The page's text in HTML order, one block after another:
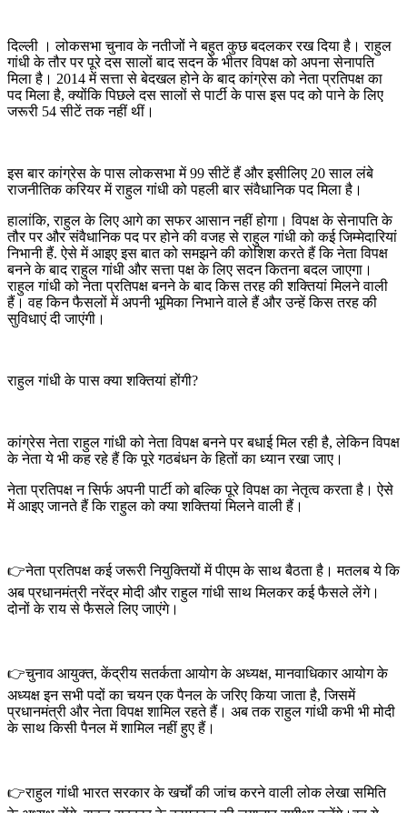
दिल्ली । लोकसभा चुनाव के नतीजों ने बहुत कुछ बदलकर रख दिया है। राहुल
गांधी के तौर पर पूरे दस सालों बाद सदन के भीतर विपक्ष को अपना सेनापति
मिला है। 2014 में सत्ता से बेदखल होने के बाद कांग्रेस को नेता प्रतिपक्ष का
पद मिला है, क्योंकि पिछले दस सालों से पार्टी के पास इस पद को पाने के लिए
जरूरी 54 सीटें तक नहीं थीं।
इस बार कांग्रेस के पास लोकसभा में 99 सीटें हैं और इसीलिए 20 साल लंबे
राजनीतिक करियर में राहुल गांधी को पहली बार संवैधानिक पद मिला है।
हालांकि, राहुल के लिए आगे का सफर आसान नहीं होगा। विपक्ष के सेनापति के
तौर पर और संवैधानिक पद पर होने की वजह से राहुल गांधी को कई जिम्मेदारियां
निभानी हैं. ऐसे में आइए इस बात को समझने की कोशिश करते हैं कि नेता विपक्ष
बनने के बाद राहुल गांधी और सत्ता पक्ष के लिए सदन कितना बदल जाएगा।
राहुल गांधी को नेता प्रतिपक्ष बनने के बाद किस तरह की शक्तियां मिलने वाली
हैं। वह किन फैसलों में अपनी भूमिका निभाने वाले हैं और उन्हें किस तरह की
सुविधाएं दी जाएंगी।
राहुल गांधी के पास क्या शक्तियां होंगी?
कांग्रेस नेता राहुल गांधी को नेता विपक्ष बनने पर बधाई मिल रही है, लेकिन विपक्ष
के नेता ये भी कह रहे हैं कि पूरे गठबंधन के हितों का ध्यान रखा जाए।
नेता प्रतिपक्ष न सिर्फ अपनी पार्टी को बल्कि पूरे विपक्ष का नेतृत्व करता है। ऐसे
में आइए जानते हैं कि राहुल को क्या शक्तियां मिलने वाली हैं।
👉नेता प्रतिपक्ष कई जरूरी नियुक्तियों में पीएम के साथ बैठता है। मतलब ये कि
अब प्रधानमंत्री नरेंद्र मोदी और राहुल गांधी साथ मिलकर कई फैसले लेंगे।
दोनों के राय से फैसले लिए जाएंगे।
👉चुनाव आयुक्त, केंद्रीय सतर्कता आयोग के अध्यक्ष, मानवाधिकार आयोग के
अध्यक्ष इन सभी पदों का चयन एक पैनल के जरिए किया जाता है, जिसमें
प्रधानमंत्री और नेता विपक्ष शामिल रहते हैं। अब तक राहुल गांधी कभी भी मोदी
के साथ किसी पैनल में शामिल नहीं हुए हैं।
👉राहुल गांधी भारत सरकार के खर्चों की जांच करने वाली लोक लेखा समिति